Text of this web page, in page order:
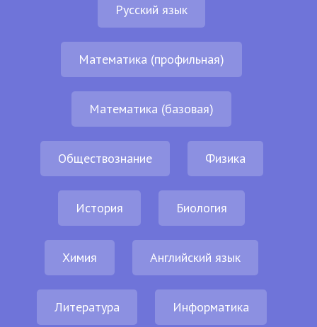
Русский язык
Математика (профильная)
Математика (базовая)
Обществознание Физика
История Биология
Химия Английский язык
Литература Информатика